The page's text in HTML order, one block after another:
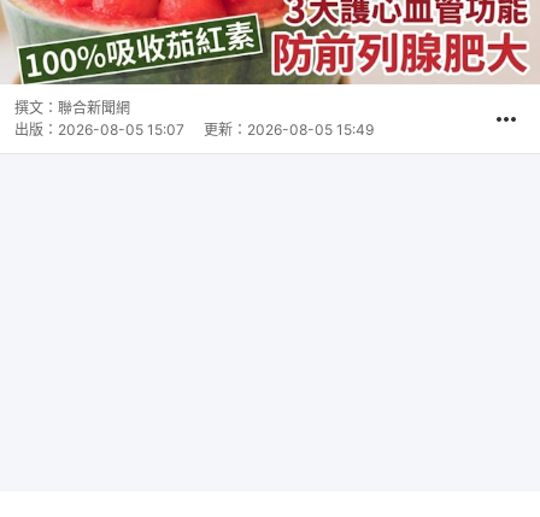
撰文： 聯合新聞網
出版： 2026-08-05 15:07 更新： 2026-08-05 15:49